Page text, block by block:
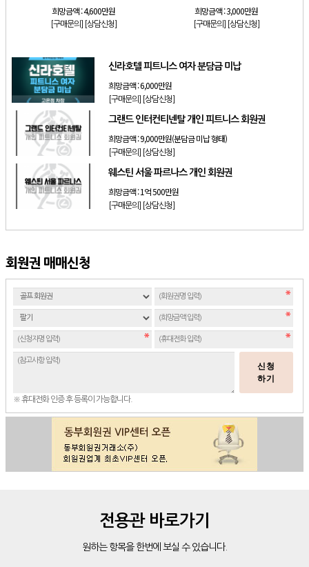
희망금액 :4,600만원
[구매문의] [상담신청]
희망금액 :3,000만원
[구매문의] [상담신청]
신라호텔 피트니스 여자 분담금 미납
희망금액 :6,000만원
[구매문의] [상담신청]
그랜드 인터컨티넨탈 개인 피트니스 회원권
희망금액 :9,000만원(분담금 미납 형태)
[구매문의] [상담신청]
웨스틴 서울 파르나스 개인 회원권
희망금액 :1억 500만원
[구매문의] [상담신청]
회원권 매매신청
신청
하기
※ 휴대전화 인증 후 등록이 가능합니다.
전용관 바로가기
원하는 항목을 한번에 보실 수 있습니다.